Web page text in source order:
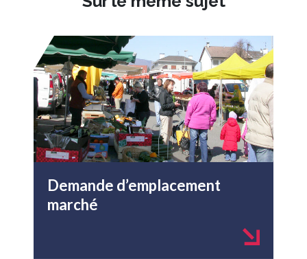
Demande d’emplacement
marché